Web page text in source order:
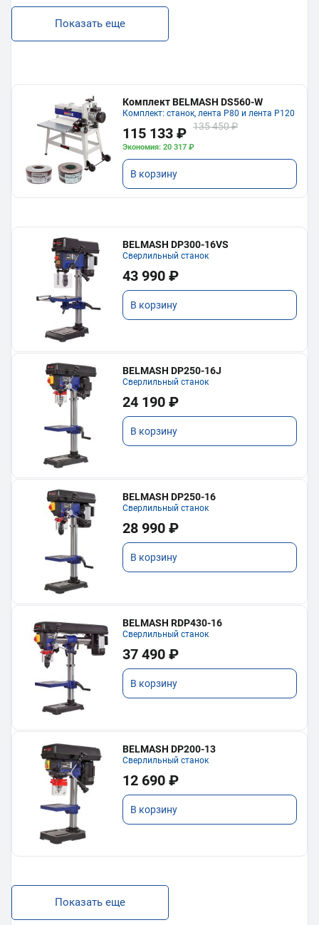
Показать еще
Комплект BELMASH DS560-W
Комплект: станок, лента P80 и лента P120
115 133 ₽ 135 450 ₽
Экономия: 20 317 ₽
В корзину
BELMASH DP300-16VS
Сверлильный станок
43 990 ₽
В корзину
BELMASH DP250-16J
Сверлильный станок
24 190 ₽
В корзину
BELMASH DP250-16
Сверлильный станок
28 990 ₽
В корзину
BELMASH RDP430-16
Сверлильный станок
37 490 ₽
В корзину
BELMASH DP200-13
Сверлильный станок
12 690 ₽
В корзину
Показать еще